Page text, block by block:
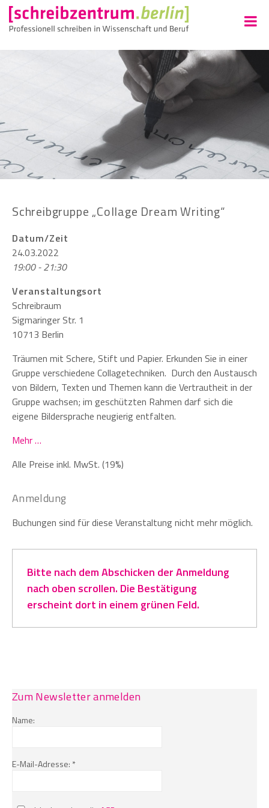
Schreibgruppe „Collage Dream Writing“
Datum/Zeit
24.03.2022
19:00 - 21:30
Veranstaltungsort
Schreibraum
Sigmaringer Str. 1
10713 Berlin
Träumen mit Schere, Stift und Papier. Erkunden Sie in einer
Gruppe verschiedene Collagetechniken. Durch den Austausch
von Bildern, Texten und Themen kann die Vertrautheit in der
Gruppe wachsen; im geschützten Rahmen darf sich die
eigene Bildersprache neugierig entfalten.
Mehr …
Alle Preise inkl. MwSt. (19%)
Anmeldung
Buchungen sind für diese Veranstaltung nicht mehr möglich.
Bitte nach dem Abschicken der Anmeldung
nach oben scrollen. Die Bestätigung
erscheint dort in einem grünen Feld.
Zum Newsletter anmelden
Name:
E-Mail-Adresse: *